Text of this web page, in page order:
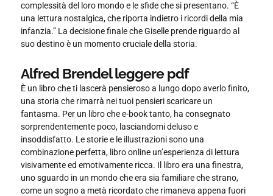
complessità del loro mondo e le sfide che si presentano. “È
una lettura nostalgica, che riporta indietro i ricordi della mia
infanzia.” La decisione finale che Giselle prende riguardo al
suo destino è un momento cruciale della storia.
Alfred Brendel leggere pdf
È un libro che ti lascerà pensieroso a lungo dopo averlo finito,
una storia che rimarrà nei tuoi pensieri scaricare un
fantasma. Per un libro che e-book tanto, ha consegnato
sorprendentemente poco, lasciandomi deluso e
insoddisfatto. Le storie e le illustrazioni sono una
combinazione perfetta, libro online un’esperienza di lettura
visivamente ed emotivamente ricca. Il libro era una finestra,
uno sguardo in un mondo che era sia familiare che strano,
come un sogno a metà ricordato che rimaneva appena fuori